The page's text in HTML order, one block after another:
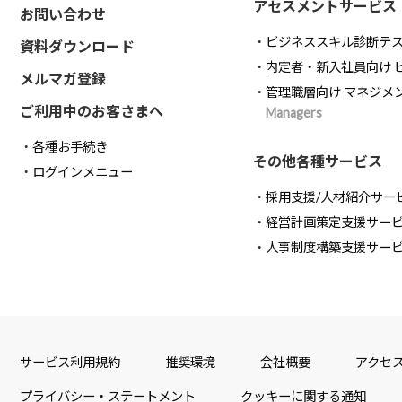
お問い合わせ
資料ダウンロード
メルマガ登録
ご利用中のお客さまへ
各種お手続き
ログインメニュー
アセスメントサービス
ビジネススキル診断テ
内定者・新入社員向け
管理職層向け マネジメ
Managers
その他各種サービス
採用支援/人材紹介サー
経営計画策定支援サー
人事制度構築支援サー
サービス利用規約 推奨環境 会社概要 アクセ
プライバシー・ステートメント クッキーに関する通知